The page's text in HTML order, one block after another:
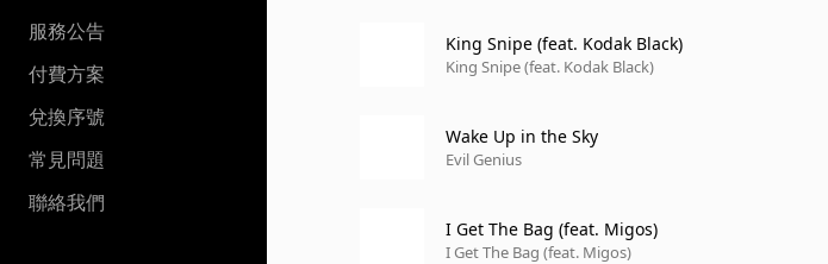
服務公告
付費方案
兌換序號
常見問題
聯絡我們
King Snipe (feat. Kodak Black)
King Snipe (feat. Kodak Black)
Wake Up in the Sky
Evil Genius
I Get The Bag (feat. Migos)
I Get The Bag (feat. Migos)